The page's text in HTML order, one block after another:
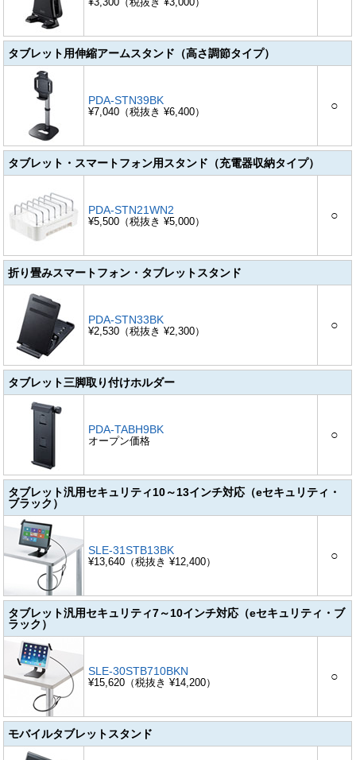
タブレット用伸縮アームスタンド（高さ調節タイプ）
PDA-STN39BK
¥7,040（税抜き ¥6,400） ○
タブレット・スマートフォン用スタンド（充電器収納タイプ）
PDA-STN21WN2
¥5,500（税抜き ¥5,000） ○
折り畳みスマートフォン・タブレットスタンド
PDA-STN33BK
¥2,530（税抜き ¥2,300） ○
タブレット三脚取り付けホルダー
PDA-TABH9BK
オープン価格 ○
タブレット汎用セキュリティ10～13インチ対応（eセキュリティ・
ブラック）
SLE-31STB13BK
¥13,640（税抜き ¥12,400） ○
タブレット汎用セキュリティ7～10インチ対応（eセキュリティ・ブ
ラック）
SLE-30STB710BKN
¥15,620（税抜き ¥14,200） ○
モバイルタブレットスタンド